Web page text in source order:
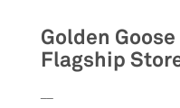
Golden
Flagship